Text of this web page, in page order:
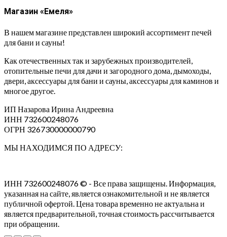
Магазин «Емеля»
В нашем магазине представлен широкий ассортимент печей
для бани и сауны!
Как отечественных так и зарубежных производителей,
отопительные печи для дачи и загородного дома, дымоходы,
двери, аксессуары для бани и сауны, аксессуары для каминов и
многое другое.
ИП Назарова Ирина Андреевна⁠
ИНН 732600248076
ОГРН 326730000000790
МЫ НАХОДИМСЯ ПО АДРЕСУ:
ИНН 732600248076 © - Все права защищены. Информация,
указанная на сайте, является ознакомительной и не является
публичной офертой. Цена товара временно не актуальна и
является предварительной, точная стоимость рассчитывается
при обращении.